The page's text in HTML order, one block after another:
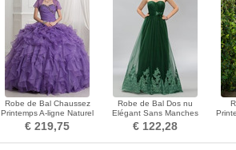
Robe de Bal Chaussez
Printemps A-ligne Naturel
taille Organza
€ 219,75
Robe de Bal Dos nu
Elégant Sans Manches
Naturel taille Mince Tulle
€ 122,28